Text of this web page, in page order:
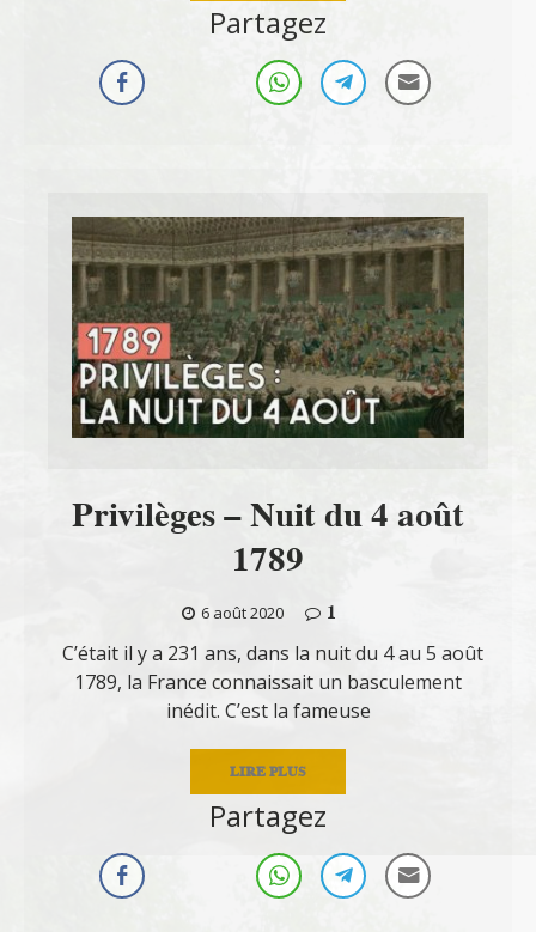
Partagez
Privilèges – Nuit du 4 août
1789
6 août 2020
1
C’était il y a 231 ans, dans la nuit du 4 au 5 août
1789, la France connaissait un basculement
inédit. C’est la fameuse
LIRE PLUS
Partagez